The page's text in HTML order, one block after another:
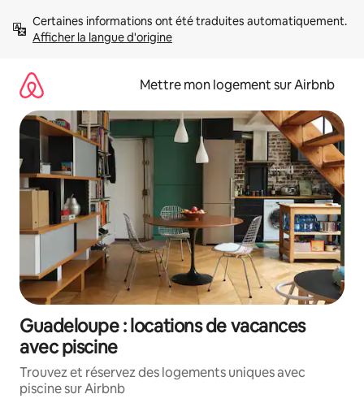
directement
Afficher la langue d'origine
Mettre mon logement sur Airbnb
Guadeloupe : locations de vacances
avec piscine
Trouvez et réservez des logements uniques avec
piscine sur Airbnb